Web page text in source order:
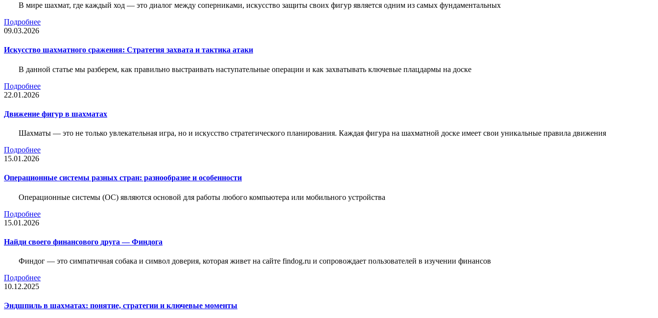
В мире шахмат, где каждый ход — это диалог между соперниками, искусство защиты своих фигур является одним из самых фундаментальных
Подробнее
09.03.2026
Искусство шахматного сражения: Стратегия захвата и тактика атаки
В данной статье мы разберем, как правильно выстраивать наступательные операции и как захватывать ключевые плацдармы на доске
Подробнее
22.01.2026
Движение фигур в шахматах
Шахматы — это не только увлекательная игра, но и искусство стратегического планирования. Каждая фигура на шахматной доске имеет свои уникальные правила движения
Подробнее
15.01.2026
Операционные системы разных стран: разнообразие и особенности
Операционные системы (ОС) являются основой для работы любого компьютера или мобильного устройства
Подробнее
15.01.2026
Найди своего финансового друга — Финдога
Финдог — это симпатичная собака и символ доверия, которая живет на сайте findog.ru и сопровождает пользователей в изучении финансов
Подробнее
10.12.2025
Эндшпиль в шахматах: понятие, стратегии и ключевые моменты